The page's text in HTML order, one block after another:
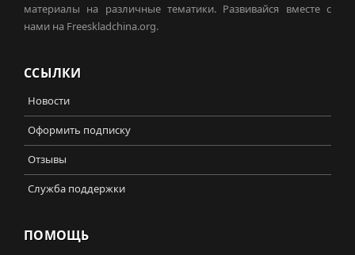
материалы на различные тематики. Развивайся вместе с
нами на Freeskladchina.org.
ССЫЛКИ
Новости
Оформить подписку
Отзывы
Служба поддержки
ПОМОЩЬ